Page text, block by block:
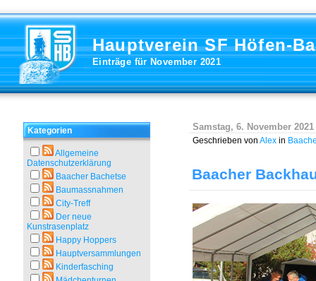
Hauptverein SF Höfen-
Einträge für November 2021
Kategorien
Allgemeine
Datenschutzerklärung
Baacher Bachetse
Baumassnahmen
City-Treff
Der neue
Kunstrasenplatz
Happy Hoppers
Hauptversammlungen
Kinderfasching
Samstag, 6. November 2021
Geschrieben von Alex in
Baacher